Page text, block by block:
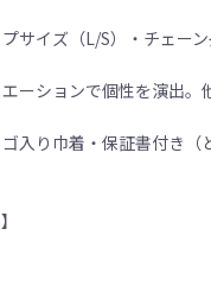
サイズ（L/S）・チェー
ーションで個性を演出。
入り巾着・保証書付き（